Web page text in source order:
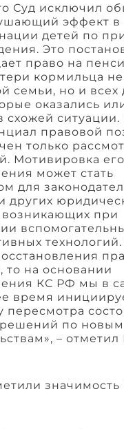
Суд исключил
эффект в
детей по
Это
право на
кормильца не
семьи, но и всех
оказались
схожей
правовой
только
Мотивировка его
может стать
для
других
возникающих при
технологий.
то на основании
КС РФ мы в
время
пересмотра
по новым
–
значимость